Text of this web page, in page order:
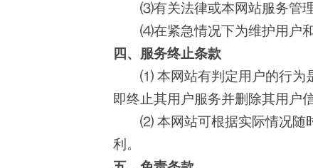
⑶有关法律或本网站服务管理
⑷在紧急情况下为维护用户和
四、服务终止条款
⑴ 本网站有判定用户的行为是
即终止其用户服务并删除其用户
⑵ 本网站可根据实际情况随时
利。